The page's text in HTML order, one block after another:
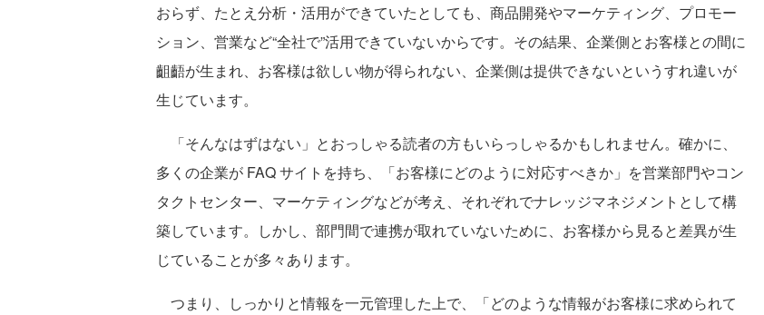
おらず、たとえ分析・活用ができていたとしても、商品開発やマーケティング、プロモー
ション、営業など“全社で”活用できていないからです。その結果、企業側とお客様との間に
齟齬が生まれ、お客様は欲しい物が得られない、企業側は提供できないというすれ違いが
生じています。
「そんなはずはない」とおっしゃる読者の方もいらっしゃるかもしれません。確かに、
多くの企業が FAQ サイトを持ち、「お客様にどのように対応すべきか」を営業部門やコン
タクトセンター、マーケティングなどが考え、それぞれでナレッジマネジメントとして構
築しています。しかし、部門間で連携が取れていないために、お客様から見ると差異が生
じていることが多々あります。
つまり、しっかりと情報を一元管理した上で、「どのような情報がお客様に求められて